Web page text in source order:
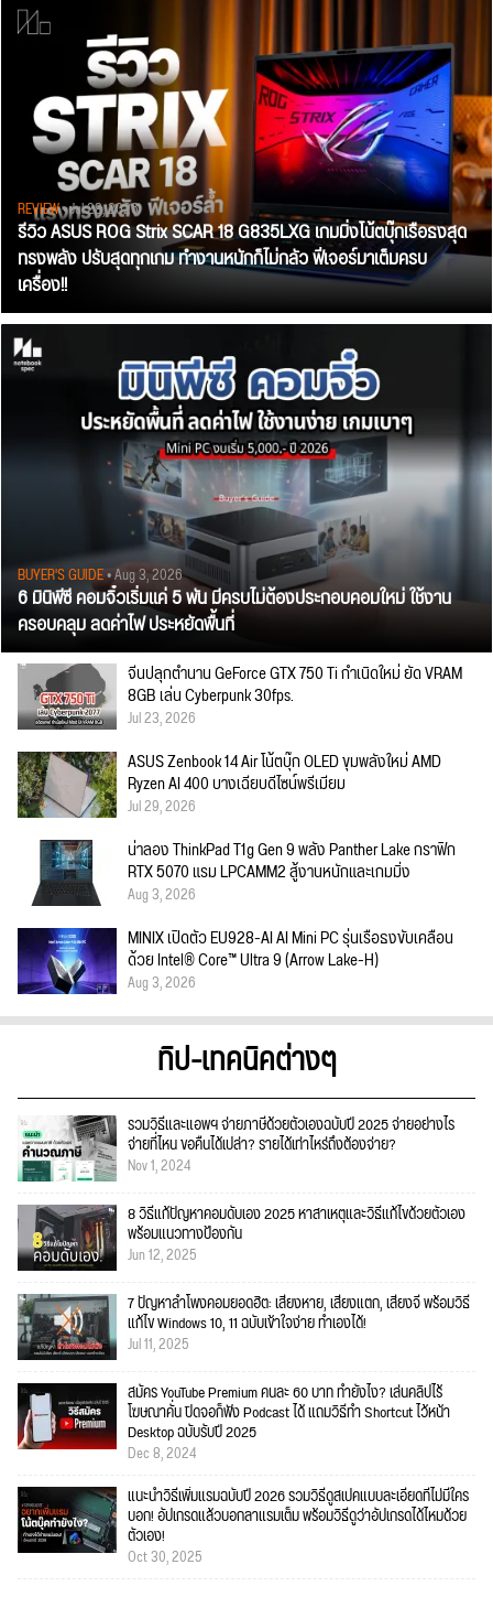
REVIEW• Jul 28, 2026
รีวิว ASUS ROG Strix SCAR 18 G835LXG เกมมิ่งโน้ตบุ๊กเรือธงสุด
ทรงพลัง ปรับสุดทุกเกม ทำงานหนักก็ไม่กลัว ฟีเจอร์มาเต็มครบ
เครื่อง!!
BUYER'S GUIDE• Aug 3, 2026
6 มินิพีซี คอมจิ๋วเริ่มแค่ 5 พัน มีครบไม่ต้องประกอบคอมใหม่ ใช้งาน
ครอบคลุม ลดค่าไฟ ประหยัดพื้นที่
จีนปลุกตำนาน GeForce GTX 750 Ti กำเนิดใหม่ ยัด VRAM
8GB เล่น Cyberpunk 30fps.
Jul 23, 2026
ASUS Zenbook 14 Air โน้ตบุ๊ก OLED ขุมพลังใหม่ AMD
Ryzen AI 400 บางเฉียบดีไซน์พรีเมียม
Jul 29, 2026
น่าลอง ThinkPad T1g Gen 9 พลัง Panther Lake กราฟิก
RTX 5070 แรม LPCAMM2 สู้งานหนักและเกมมิ่ง
Aug 3, 2026
MINIX เปิดตัว EU928-AI AI Mini PC รุ่นเรือธงขับเคลื่อน
ด้วย Intel® Core™ Ultra 9 (Arrow Lake-H)
Aug 3, 2026
ทิป-เทคนิคต่างๆ
รวมวิธีและแอพฯ จ่ายภาษีด้วยตัวเองฉบับปี 2025 จ่ายอย่างไร
จ่ายที่ไหน ขอคืนได้เปล่า? รายได้เท่าไหร่ถึงต้องจ่าย?
Nov 1, 2024
8 วิธีแก้ปัญหาคอมดับเอง 2025 หาสาเหตุและวิธีแก้ไขด้วยตัวเอง
พร้อมแนวทางป้องกัน
Jun 12, 2025
7 ปัญหาลำโพงคอมยอดฮิต: เสียงหาย, เสียงแตก, เสียงจี่ พร้อมวิธี
แก้ไข Windows 10, 11 ฉบับเข้าใจง่าย ทำเองได้!
Jul 11, 2025
สมัคร YouTube Premium คนละ 60 บาท ทำยังไง? เล่นคลิปไร้
โฆษณาคั่น ปิดจอก็ฟัง Podcast ได้ แถมวิธีทำ Shortcut ไว้หน้า
Desktop ฉบับรับปี 2025
Dec 8, 2024
แนะนำวิธีเพิ่มแรมฉบับปี 2026 รวมวิธีดูสเปคแบบละเอียดที่ไม่มีใคร
บอก! อัปเกรดแล้วบอกลาแรมเต็ม พร้อมวิธีดูว่าอัปเกรดได้ไหมด้วย
ตัวเอง!
Oct 30, 2025